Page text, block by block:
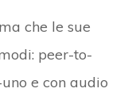
che le sue
peer-to-
e con audio